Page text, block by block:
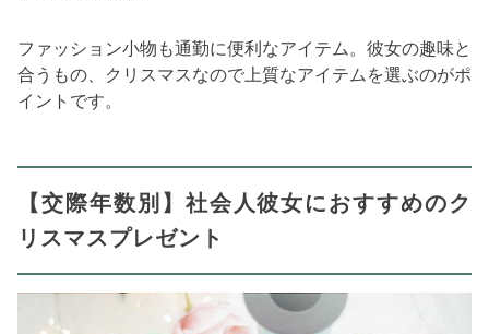
ファッション小物も通勤に便利なアイテム。彼女の趣味と
合うもの、クリスマスなので上質なアイテムを選ぶのがポ
イントです。
【交際年数別】社会人彼女におすすめのク
リスマスプレゼント